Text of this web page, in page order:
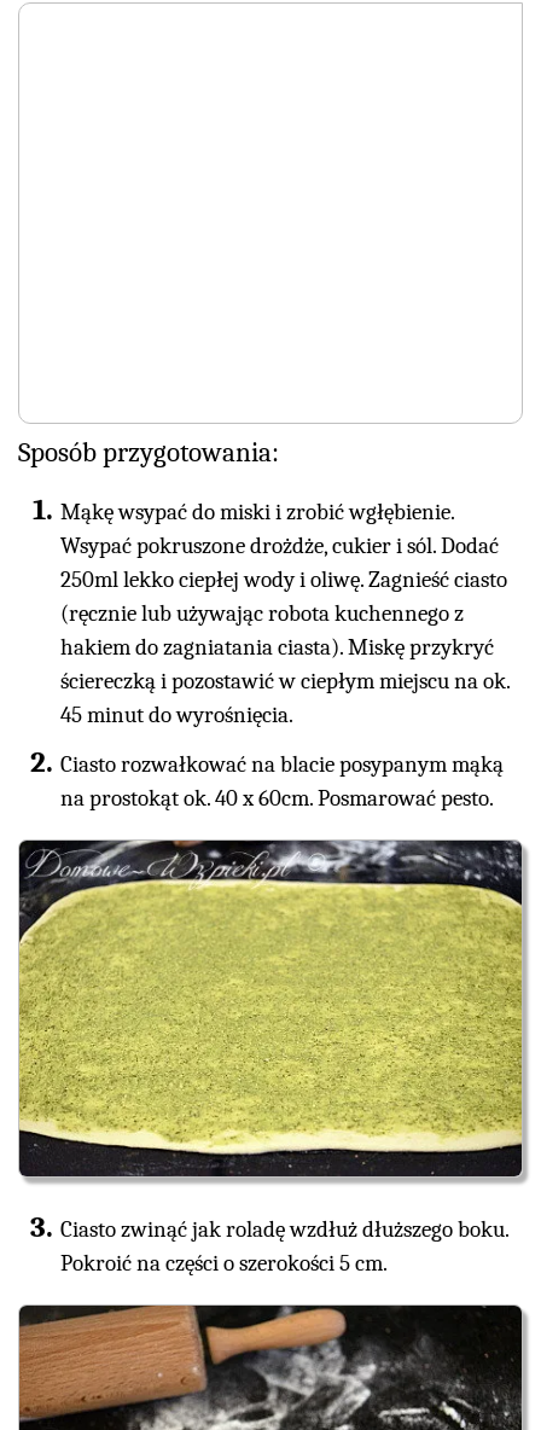
Sposób przygotowania:
Mąkę wsypać do miski i zrobić wgłębienie.
Wsypać pokruszone drożdże, cukier i sól. Dodać
250ml lekko ciepłej wody i oliwę. Zagnieść ciasto
(ręcznie lub używając robota kuchennego z
hakiem do zagniatania ciasta). Miskę przykryć
ściereczką i pozostawić w ciepłym miejscu na ok.
45 minut do wyrośnięcia.
Ciasto rozwałkować na blacie posypanym mąką
na prostokąt ok. 40 x 60cm. Posmarować pesto.
Ciasto zwinąć jak roladę wzdłuż dłuższego boku.
Pokroić na części o szerokości 5 cm.